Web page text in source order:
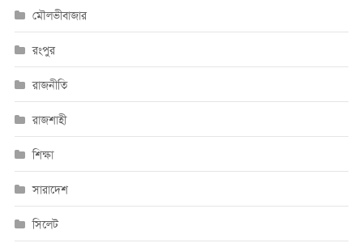
মৌলভীবাজার
রংপুর
রাজনীতি
রাজশাহী
শিক্ষা
সারাদেশ
সিলেট